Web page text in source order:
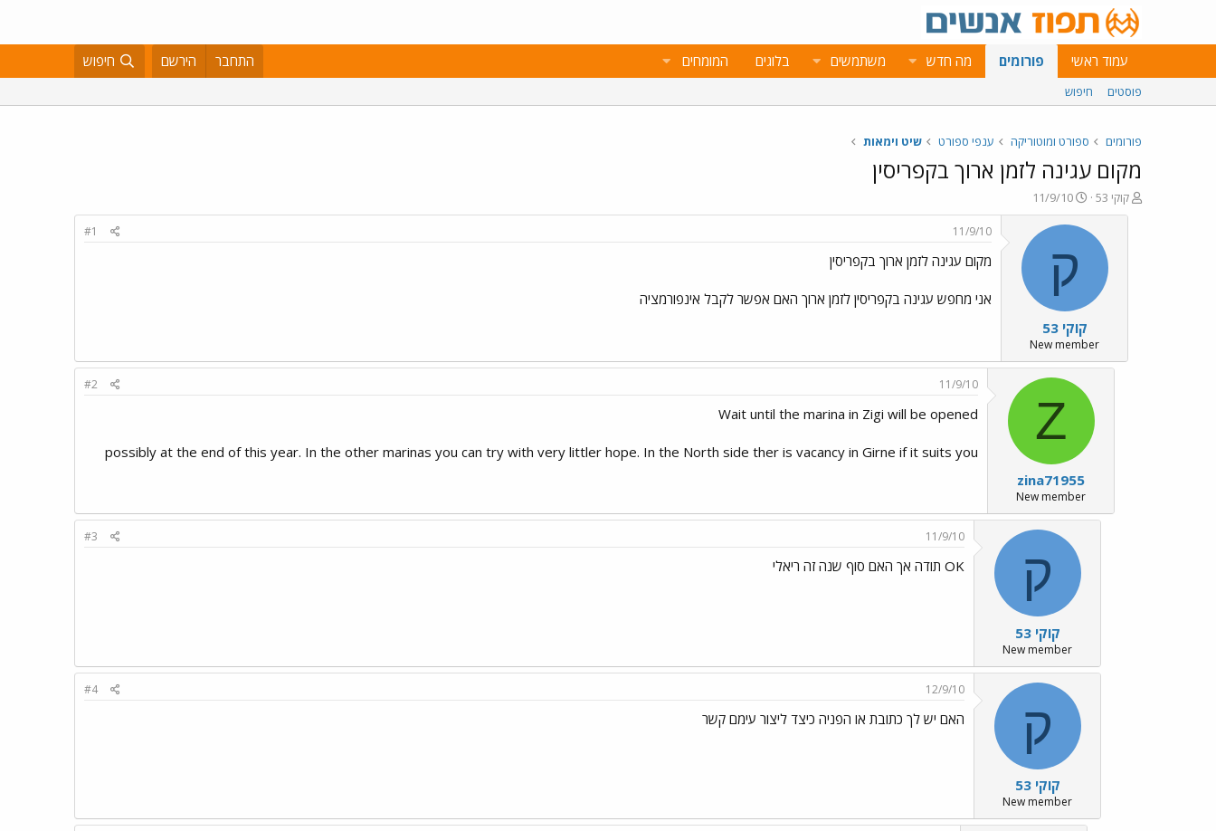
עמוד ראשי פורומים מה חדש משתמשים בלוגים המומחים התחבר הירשם חיפוש
פוסטים חיפוש
פורומים ספורט ומוטוריקה ענפי ספורט שיט וימאות
מקום עגינה לזמן ארוך בקפריסין
פ
ו
קוקי 53
פ
ו
ר
ם
ב
א
ר
י
ך
11/9/10
ק
קוקי 53
New member
11/9/10
#1
מקום עגינה לזמן ארוך בקפריסין
אני מחפש עגינה בקפריסין לזמן ארוך האם אפשר לקבל אינפורמציה
Z
zina71955
New member
11/9/10
#2
Wait until the marina in Zigi will be opened
possibly at the end of this year. In the other marinas you can try with very littler hope. In the North side ther is vacancy in Girne if it suits you
ק
קוקי 53
New member
11/9/10
#3
OK תודה אך האם סוף שנה זה ריאלי
ק
קוקי 53
New member
12/9/10
#4
האם יש לך כתובת או הפניה כיצד ליצור עימם קשר